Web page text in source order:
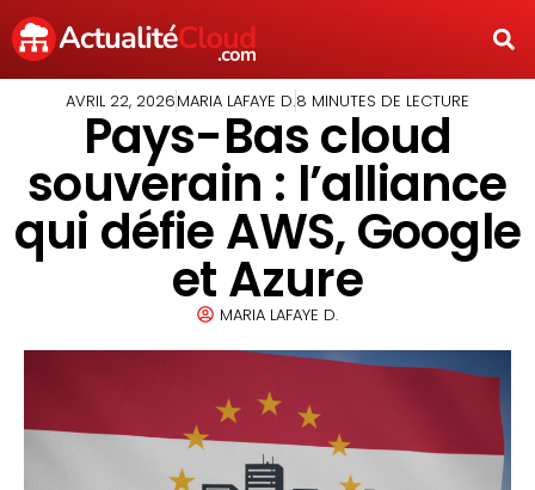
AVRIL 22, 2026MARIA LAFAYE D.8 MINUTES DE LECTURE
Pays-Bas cloud
souverain : l’alliance
qui défie AWS, Google
et Azure
MARIA LAFAYE D.